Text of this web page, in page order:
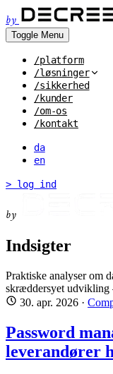
by
Toggle Menu
/platform
/løsninger
/sikkerhed
/kunder
/om-os
/kontakt
da
en
> log ind
by
Indsigter
Praktiske analyser om
skræddersyet udvikling
30. apr. 2026 ·
Password
leverandører